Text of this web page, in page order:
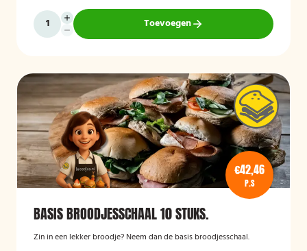
Toevoegen
€42,46
P.S
BASIS BROODJESSCHAAL 10 STUKS.
Zin in een lekker broodje? Neem dan de basis broodjesschaal.